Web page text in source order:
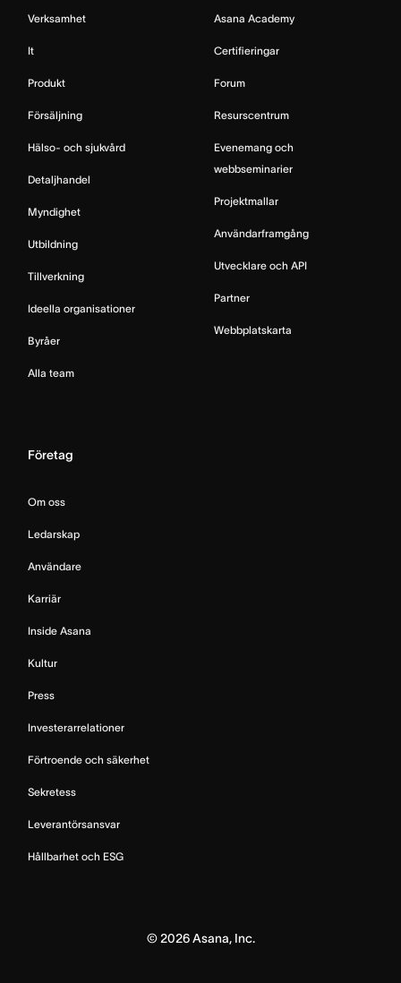
Verksamhet
It
Produkt
Försäljning
Hälso- och sjukvård
Detaljhandel
Myndighet
Utbildning
Tillverkning
Ideella organisationer
Byråer
Alla team
Asana Academy
Certifieringar
Forum
Resurscentrum
Evenemang och
webbseminarier
Projektmallar
Användarframgång
Utvecklare och API
Partner
Webbplatskarta
Företag
Om oss
Ledarskap
Användare
Karriär
Inside Asana
Kultur
Press
Investerarrelationer
Förtroende och säkerhet
Sekretess
Leverantörsansvar
Hållbarhet och ESG
© 2026Asana, Inc.